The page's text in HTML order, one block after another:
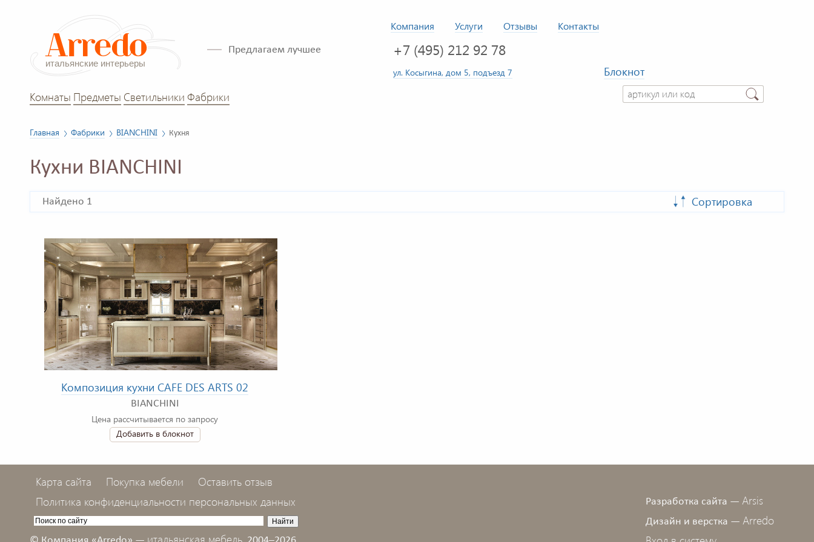
Компания Услуги Отзывы Контакты
Предлагаем лучшее +7 (495) 212 92 78
ул. Косыгина, дом 5, подъезд 7
Блокнот
Комнаты Предметы Светильники Фабрики
Главная Фабрики BIANCHINI Кухня
Кухни BIANCHINI
Найдено 1 Сортировка
Композиция кухни CAFE DES ARTS 02
BIANCHINI
Цена рассчитывается по запросу
Добавить в блокнот
Карта сайта Покупка мебели
Оставить отзыв
Политика конфиденциальности персональных данных
Разработка сайта — Arsis
Дизайн и верстка — Arredo